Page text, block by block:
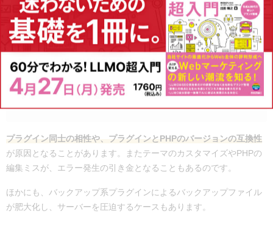
WordPressを使用している場合の500エラーが発生する原因
PHPのバージョン変更
WordPressのアップデート
テーマのアップデート
プラグインの更新や追加
テーマのカスタマイズ（PHP編集）
バックアッププラグインの挙動
プラグイン同士の相性や、プラグインとPHPのバージョンの互換性
が原因となることがあります。またテーマのカスタマイズやPHPの
編集ミスが、エラー発生の引き金となることもあるのです。
ほかにも、バックアップ系プラグインによるバックアップファイル
が肥大化し、サーバーを圧迫するケースもあります。